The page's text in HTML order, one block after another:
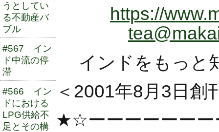
うとしてい
る不動産バ
ブル
#567 イン
ド中流の停
滞
#566 イン
ドにおける
LPG供給不
足とその構
https://
インドをもっ
＜2001年8月3日創
★☆ーーーーーー